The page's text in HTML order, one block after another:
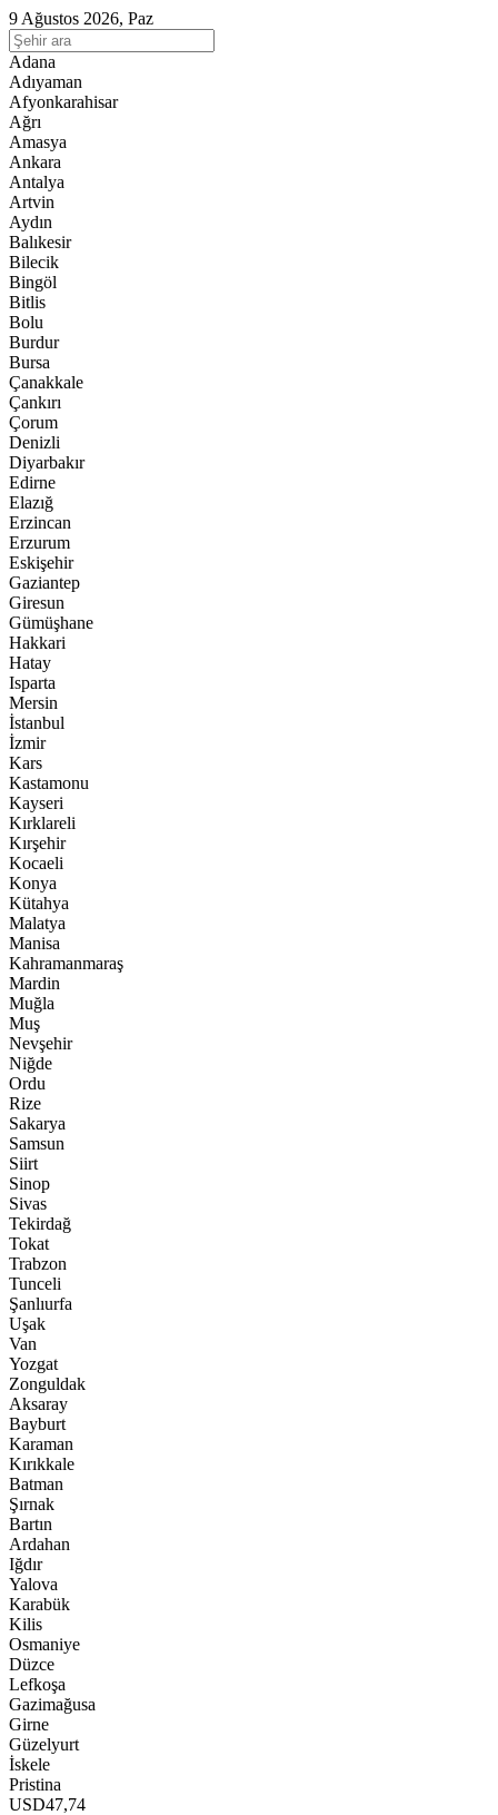
9 Ağustos 2026, Paz
Adana
Adıyaman
Afyonkarahisar
Ağrı
Amasya
Ankara
Antalya
Artvin
Aydın
Balıkesir
Bilecik
Bingöl
Bitlis
Bolu
Burdur
Bursa
Çanakkale
Çankırı
Çorum
Denizli
Diyarbakır
Edirne
Elazığ
Erzincan
Erzurum
Eskişehir
Gaziantep
Giresun
Gümüşhane
Hakkari
Hatay
Isparta
Mersin
İstanbul
İzmir
Kars
Kastamonu
Kayseri
Kırklareli
Kırşehir
Kocaeli
Konya
Kütahya
Malatya
Manisa
Kahramanmaraş
Mardin
Muğla
Muş
Nevşehir
Niğde
Ordu
Rize
Sakarya
Samsun
Siirt
Sinop
Sivas
Tekirdağ
Tokat
Trabzon
Tunceli
Şanlıurfa
Uşak
Van
Yozgat
Zonguldak
Aksaray
Bayburt
Karaman
Kırıkkale
Batman
Şırnak
Bartın
Ardahan
Iğdır
Yalova
Karabük
Kilis
Osmaniye
Düzce
Lefkoşa
Gazimağusa
Girne
Güzelyurt
İskele
Pristina
USD47,74